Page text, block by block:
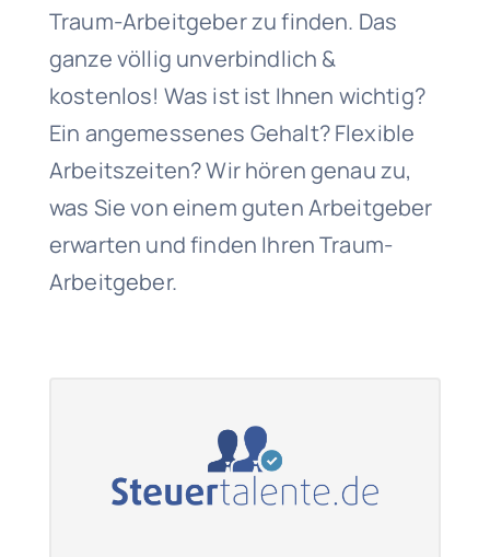
Traum-Arbeitgeber zu finden. Das
ganze völlig unverbindlich &
kostenlos! Was ist ist Ihnen wichtig?
Ein angemessenes Gehalt? Flexible
Arbeitszeiten? Wir hören genau zu,
was Sie von einem guten Arbeitgeber
erwarten und finden Ihren Traum-
Arbeitgeber.